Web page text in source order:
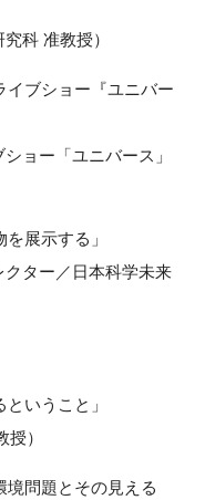
科 准教授）
イブショー『ユニバー
ョー「ユニバース」
展示する」
ター／日本科学未来
いうこと」
）
境問題とその見える